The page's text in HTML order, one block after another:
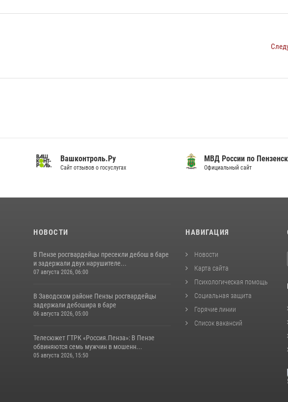
Вашконтроль.Ру
Сайт отзывов о госуслугах
МВД России по
Официальный сайт
НОВОСТИ
В Пензе росгвардейцы пресекли дебош в баре
и задержали двух нарушителе...
07 августа 2026, 06:00
В Заводском районе Пензы росгвардейцы
задержали дебошира в баре
06 августа 2026, 05:00
Телесюжет ГТРК «Россия.Пенза»: В Пензе
обвиняются семь мужчин в мошенн...
05 августа 2026, 15:50
НАВИГАЦИЯ
Новости
Карта сайта
Психологическая помощь
Социальная защита
Горячие линии
Список вакансий